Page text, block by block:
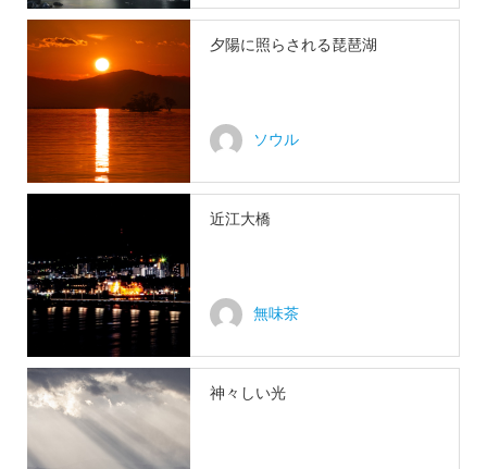
夕陽に照らされる琵琶湖
ソウル
近江大橋
無味茶
神々しい光